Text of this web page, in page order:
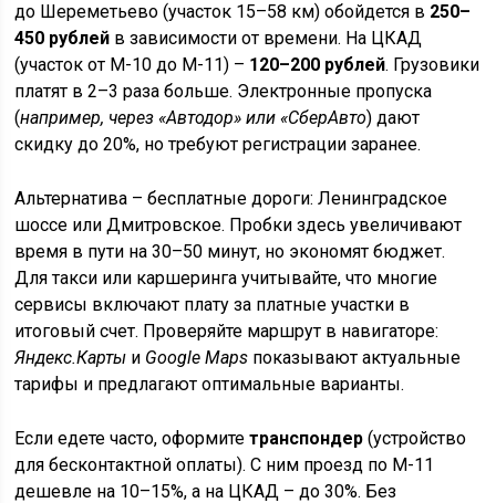
до Шереметьево (участок 15–58 км) обойдется в 250–
450 рублей в зависимости от времени. На ЦКАД
(участок от М-10 до М-11) – 120–200 рублей. Грузовики
платят в 2–3 раза больше. Электронные пропуска
(например, через «Автодор» или «СберАвто) дают
скидку до 20%, но требуют регистрации заранее.
Альтернатива – бесплатные дороги: Ленинградское
шоссе или Дмитровское. Пробки здесь увеличивают
время в пути на 30–50 минут, но экономят бюджет.
Для такси или каршеринга учитывайте, что многие
сервисы включают плату за платные участки в
итоговый счет. Проверяйте маршрут в навигаторе:
Яндекс.Карты и Google Maps показывают актуальные
тарифы и предлагают оптимальные варианты.
Если едете часто, оформитетранспондер (устройство
для бесконтактной оплаты). С ним проезд по М-11
дешевле на 10–15%, а на ЦКАД – до 30%. Без